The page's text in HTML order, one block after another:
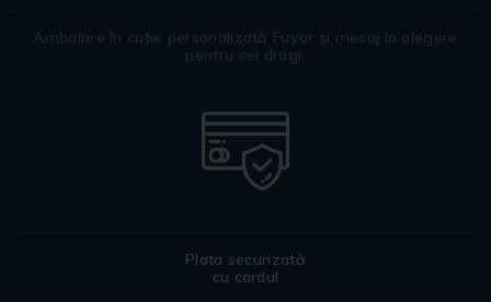
Ambalare în cutie personalizată Fuyor și mesaj la alegere
pentru cei dragi.
Plata securizată
cu cardul